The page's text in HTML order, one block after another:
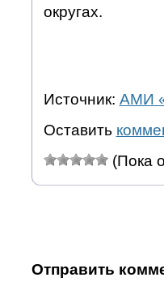
округах.
Источник: АМИ
Оставить
(Пока
Отправить